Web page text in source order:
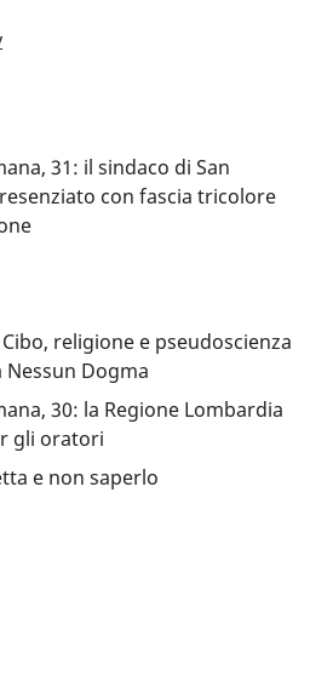
31: il sindaco di San
con fascia tricolore
religione e pseudoscienza
Dogma
30: la Regione Lombardia
gli oratori
e non saperlo